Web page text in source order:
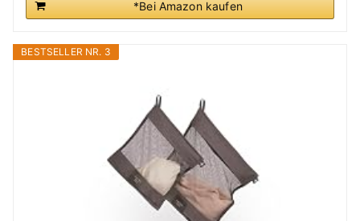
*Bei Amazon kaufen
BESTSELLER NR. 3